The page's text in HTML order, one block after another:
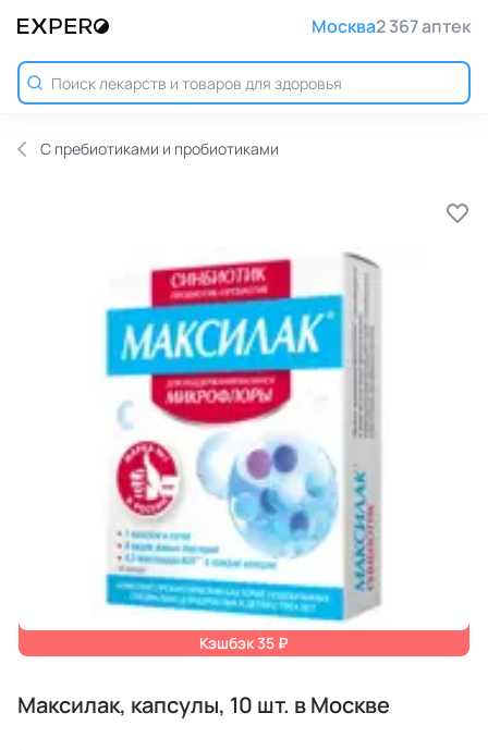
Москва2 367 аптек
С пребиотиками и пробиотиками
Кэшбэк 35 ₽
Максилак, капсулы, 10 шт. в Москве